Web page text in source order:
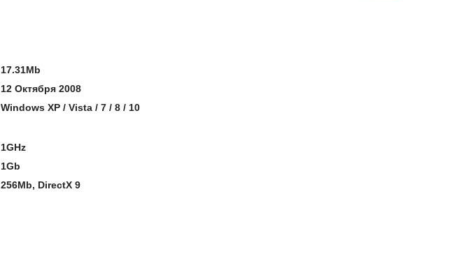
17.31Mb
12 Октября 2008
Windows XP / Vista / 7 / 8 / 10
1GHz
1Gb
256Mb, DirectX 9